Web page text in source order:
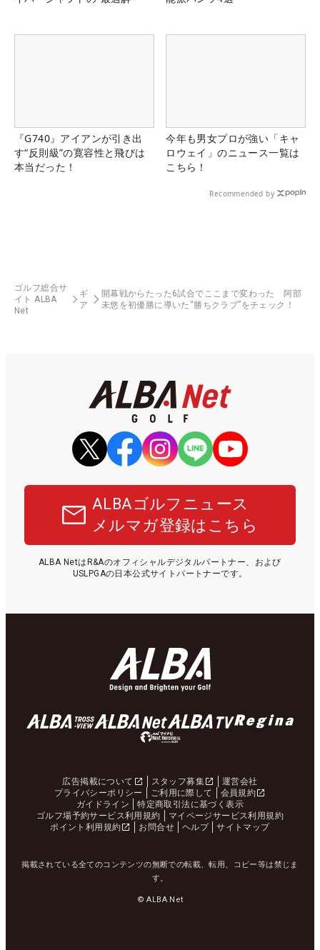
『G740』アイアンが引き出
す“反則級”の寛容性と飛びは
本当だった！
今年も男女プロが強い「キャ
ロウェイ」のニュース一覧は
こちら！
Recommended by
ゴルフ総合サ
イト ALBA
Net
ギ
ア
開幕戦からたった6試合でここまで変わった 阿部
未悠を初優勝に導いた“勝ちクラブ”をチェック！
ALBAゴルフニュース
メルマガ登録はこちら
ALBA NetはR&Aのオフィシャルデジタルパートナー、および
USLPGAの日本公式サイトパートナーです。
広告掲載について スタッフ募集
運営会社
プライバシーポリシー
ご利用に際して
会員規約
ガイドライン
特定商取引法に基づく表示
ゴルフ場予約サービス利用規約
マイページサービス利用規約
ポイント利用規約
お問合せ ヘルプ サイトマップ
掲載されている全てのコンテンツの無断での転載、転用、コピー等は禁じま
す。
© ALBA Net